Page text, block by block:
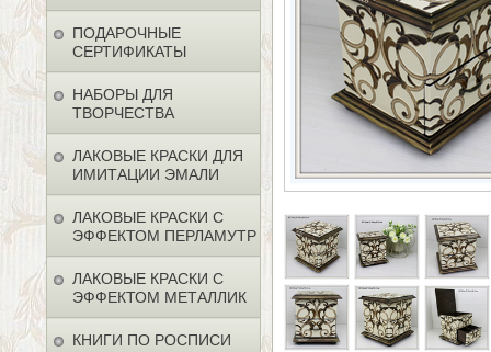
ПОДАРОЧНЫЕ
СЕРТИФИКАТЫ
НАБОРЫ ДЛЯ
ТВОРЧЕСТВА
ЛАКОВЫЕ КРАСКИ ДЛЯ
ИМИТАЦИИ ЭМАЛИ
ЛАКОВЫЕ КРАСКИ С
ЭФФЕКТОМ ПЕРЛАМУТР
ЛАКОВЫЕ КРАСКИ С
ЭФФЕКТОМ МЕТАЛЛИК
КНИГИ ПО РОСПИСИ